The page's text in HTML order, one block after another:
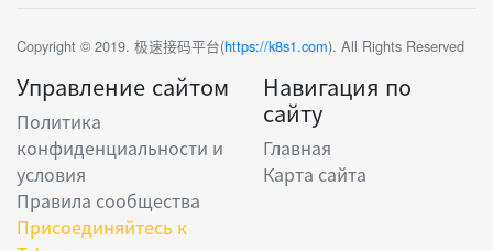
Copyright © 2019. 极速接码平台(https://k8s1.com). All Rights Reserved
Управление сайтом
Политика
конфиденциальности и
условия
Правила сообщества
Присоединяйтесь к
Навигация по
сайту
Главная
Карта сайта